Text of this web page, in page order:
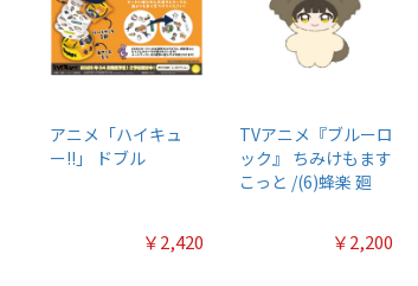
アニメ「ハイキュ
ー!!」 ドブル
￥2,420
TVアニメ『ブルーロ
ック』 ちみけもます
こっと /(6)蜂楽 廻
￥2,200